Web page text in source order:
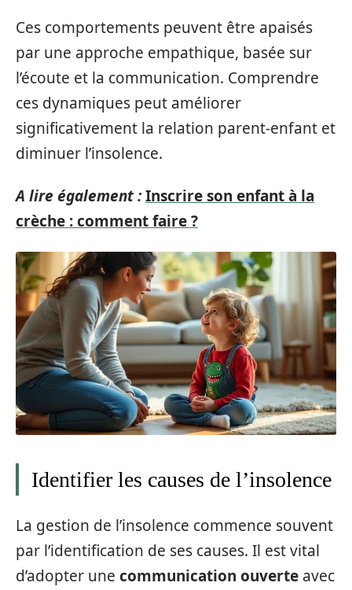
Ces comportements peuvent être apaisés
par une approche empathique, basée sur
l’écoute et la communication. Comprendre
ces dynamiques peut améliorer
significativement la relation parent-enfant et
diminuer l’insolence.
A lire également :Inscrire son enfant à la
crèche : comment faire ?
Identifier les causes de l’insolence
La gestion de l’insolence commence souvent
par l’identification de ses causes. Il est vital
d’adopter une communication ouverte avec